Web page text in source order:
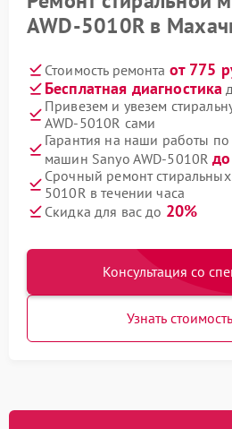
AWD-5010R в
Стоимость ремонта от 775
Бесплатная диагностика
Привезем и увезем
AWD-5010R сами
Гарантия на наши работы
машин Sanyo AWD-5010R
Срочный ремонт
5010R в течении часа
Скидка для вас до 20%
Консультация со
Узнать